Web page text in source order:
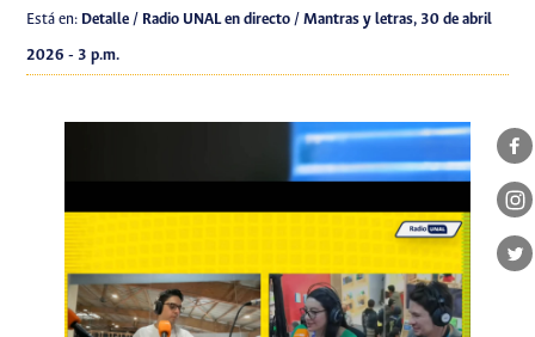
Está en: Detalle / Radio UNAL en directo / Mantras y letras, 30 de abril
2026 - 3 p.m.